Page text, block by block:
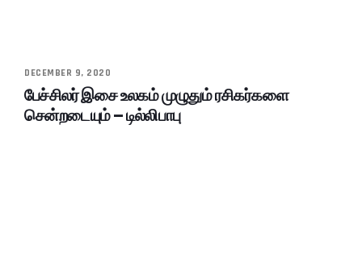
DECEMBER 9, 2020
பேச்சிலர் இசை உலகம் முழுதும் ரசிகர்களை
சென்றடையும் – டில்லிபாபு